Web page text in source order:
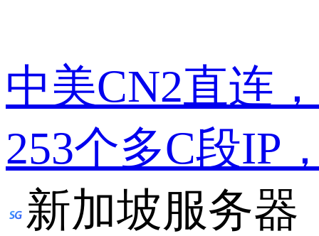
中美CN2直连
253个多C段IP
新加坡服务器